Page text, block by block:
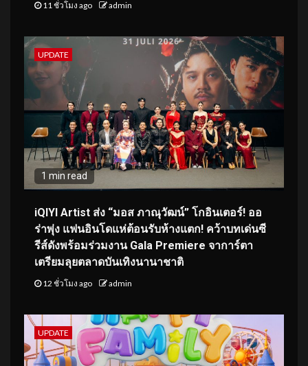
11 ชั่วโมง ago admin
UPDATE
1 min read
iQIYI Artist ส่ง “มอส ภาณุวัฒน์” โกอินเตอร์! ออ
ร่าพุ่ง แฟนอินโดแห่ต้อนรับห้างแตก! คว้าบทเด่นซี
รีส์ดังพร้อมร่วมงาน Gala Premiere จาการ์ตา
เตรียมลุยตลาดบันเทิงนานาชาติ
12 ชั่วโมง ago admin
UPDATE